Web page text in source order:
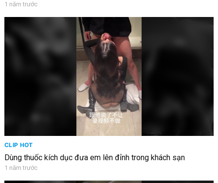
1 năm trước
CLIP HOT
Dùng thuốc kích dục đưa em lên đỉnh trong khách sạn
1 năm trước